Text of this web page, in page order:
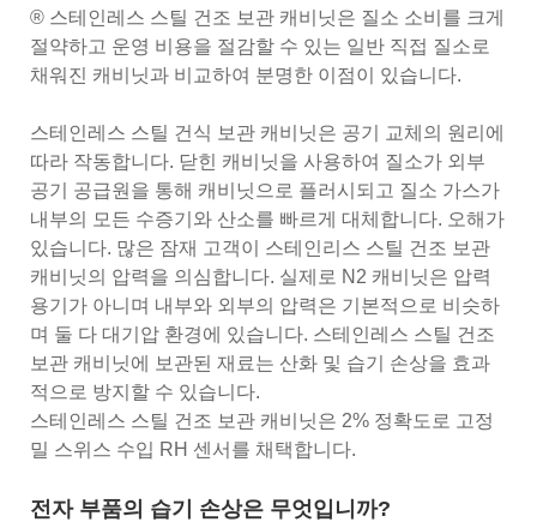
® 스테인레스 스틸 건조 보관 캐비닛은 질소 소비를 크게
절약하고 운영 비용을 절감할 수 있는 일반 직접 질소로
채워진 캐비닛과 비교하여 분명한 이점이 있습니다.
스테인레스 스틸 건식 보관 캐비닛은 공기 교체의 원리에
따라 작동합니다. 닫힌 캐비닛을 사용하여 질소가 외부
공기 공급원을 통해 캐비닛으로 플러시되고 질소 가스가
내부의 모든 수증기와 산소를 빠르게 대체합니다. 오해가
있습니다. 많은 잠재 고객이 스테인리스 스틸 건조 보관
캐비닛의 압력을 의심합니다. 실제로 N2 캐비닛은 압력
용기가 아니며 내부와 외부의 압력은 기본적으로 비슷하
며 둘 다 대기압 환경에 있습니다. 스테인레스 스틸 건조
보관 캐비닛에 보관된 재료는 산화 및 습기 손상을 효과
적으로 방지할 수 있습니다.
스테인레스 스틸 건조 보관 캐비닛은 2% 정확도로 고정
밀 스위스 수입 RH 센서를 채택합니다.
전자 부품의 습기 손상은 무엇입니까?